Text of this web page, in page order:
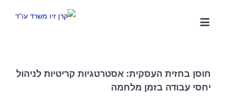
חוסן בחזית העסקית: אסטרטגיות קריטיות לניהול
יחסי עבודה בזמן מלחמה